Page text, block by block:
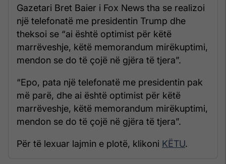
Gazetari Bret Baier i Fox News tha se realizoi
një telefonatë me presidentin Trump dhe
theksoi se “ai është optimist për këtë
marrëveshje, këtë memorandum mirëkuptimi,
mendon se do të çojë në gjëra të tjera”.
“Epo, pata një telefonatë me presidentin pak
më parë, dhe ai është optimist për këtë
marrëveshje, këtë memorandum mirëkuptimi,
mendon se do të çojë në gjëra të tjera”.
Për të lexuar lajmin e plotë, klikoni KËTU.